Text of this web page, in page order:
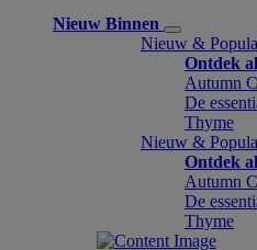
Nieuw Binnen
Nieuw &
Ontdek
Autumn
De
Thyme
Nieuw &
Ontdek
Autumn
De
Thyme